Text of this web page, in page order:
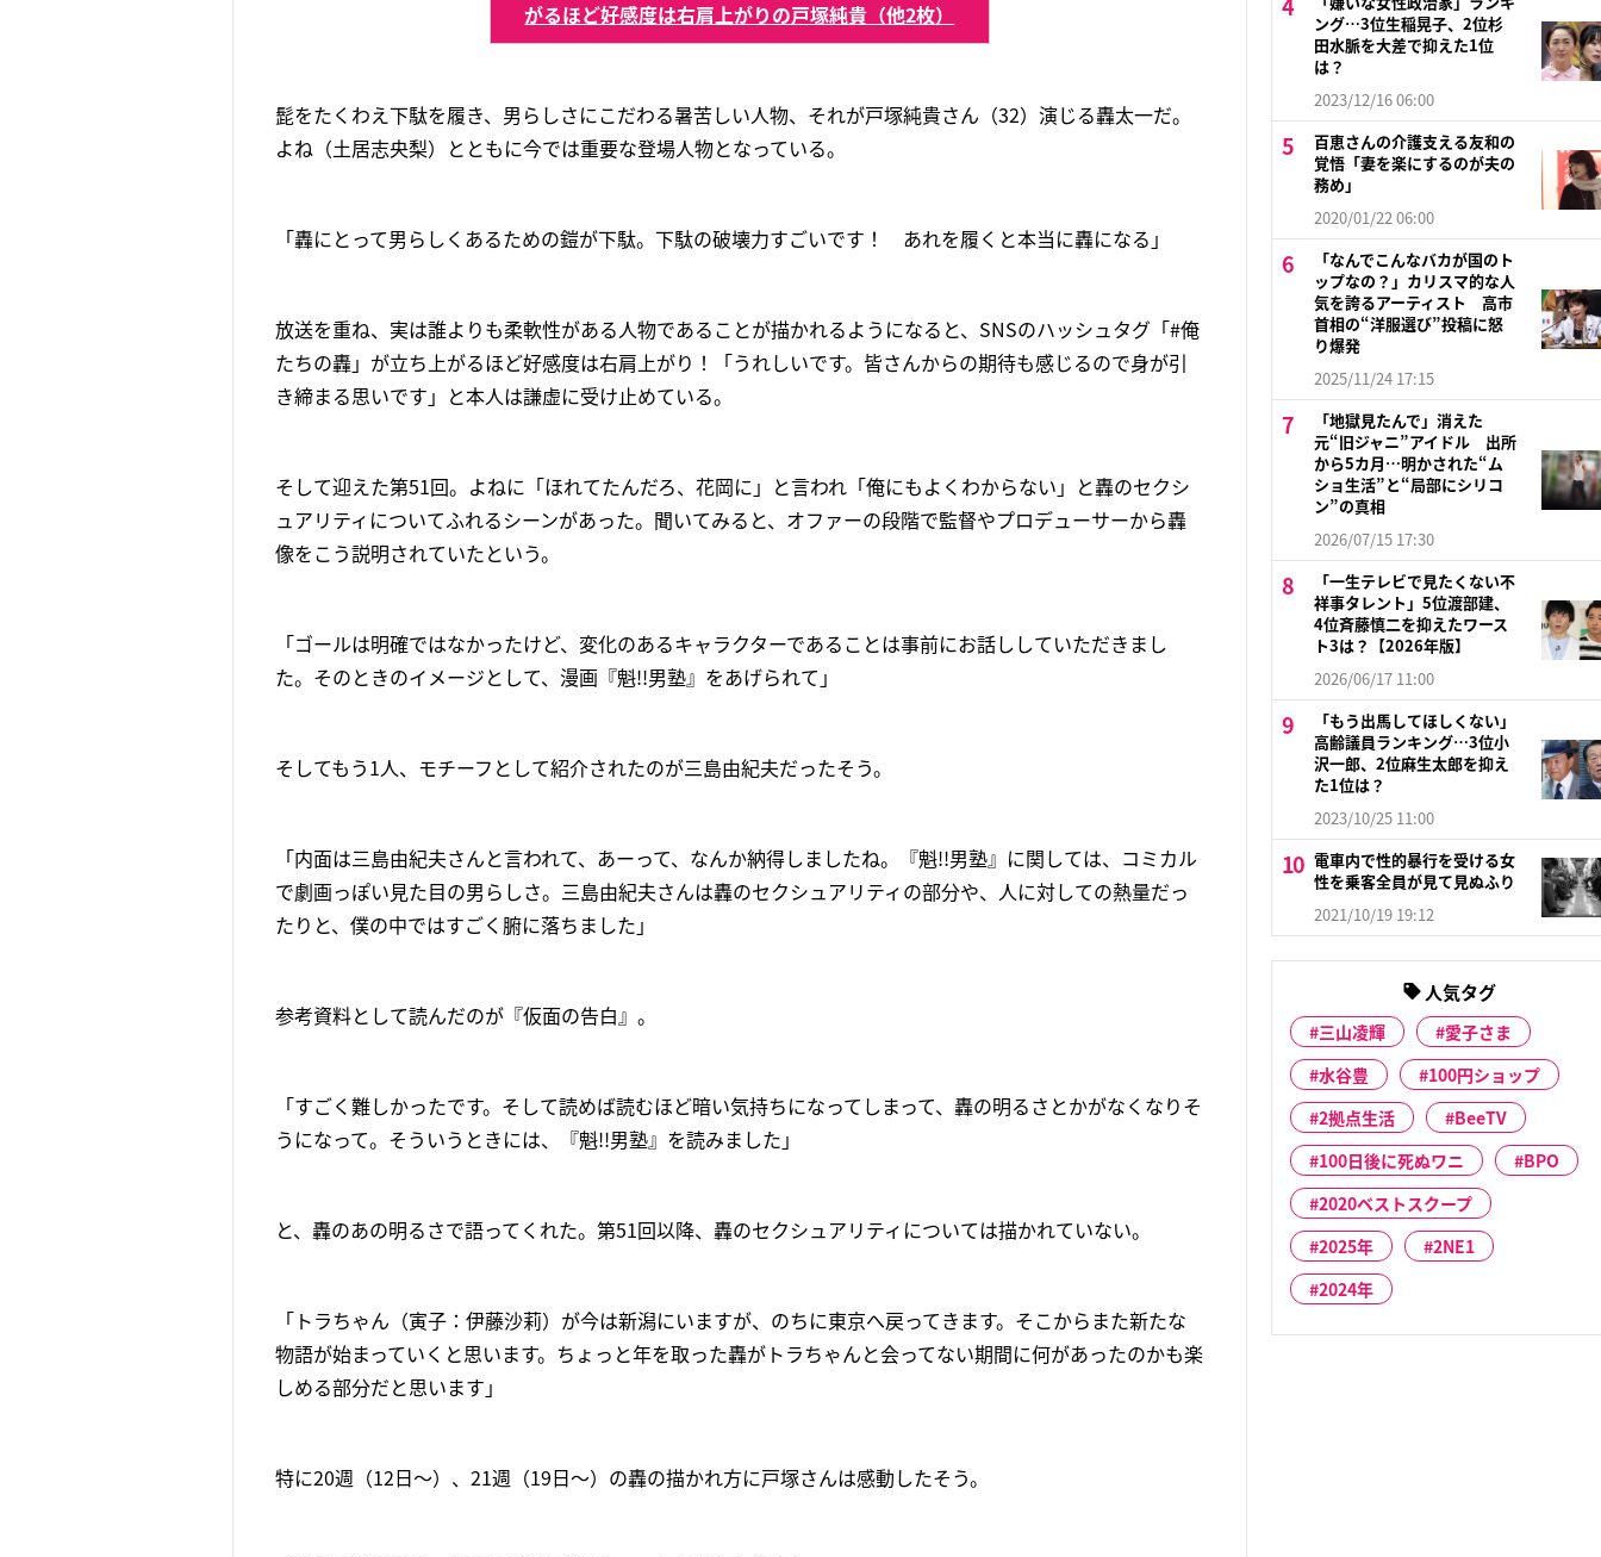
がるほど好感度は右肩上がりの戸塚純貴（他2枚）
髭をたくわえ下駄を履き、男らしさにこだわる暑苦しい人物、それが戸塚純貴さん（32）演じる轟太一だ。
よね（土居志央梨）とともに今では重要な登場人物となっている。
「轟にとって男らしくあるための鎧が下駄。下駄の破壊力すごいです！ あれを履くと本当に轟になる」
放送を重ね、実は誰よりも柔軟性がある人物であることが描かれるようになると、SNSのハッシュタグ「#俺
たちの轟」が立ち上がるほど好感度は右肩上がり！「うれしいです。皆さんからの期待も感じるので身が引
き締まる思いです」と本人は謙虚に受け止めている。
そして迎えた第51回。よねに「ほれてたんだろ、花岡に」と言われ「俺にもよくわからない」と轟のセクシ
ュアリティについてふれるシーンがあった。聞いてみると、オファーの段階で監督やプロデューサーから轟
像をこう説明されていたという。
「ゴールは明確ではなかったけど、変化のあるキャラクターであることは事前にお話ししていただきまし
た。そのときのイメージとして、漫画『魁!!男塾』をあげられて」
そしてもう1人、モチーフとして紹介されたのが三島由紀夫だったそう。
「内面は三島由紀夫さんと言われて、あーって、なんか納得しましたね。『魁!!男塾』に関しては、コミカル
で劇画っぽい見た目の男らしさ。三島由紀夫さんは轟のセクシュアリティの部分や、人に対しての熱量だっ
たりと、僕の中ではすごく腑に落ちました」
参考資料として読んだのが『仮面の告白』。
「すごく難しかったです。そして読めば読むほど暗い気持ちになってしまって、轟の明るさとかがなくなりそ
うになって。そういうときには、『魁!!男塾』を読みました」
と、轟のあの明るさで語ってくれた。第51回以降、轟のセクシュアリティについては描かれていない。
「トラちゃん（寅子：伊藤沙莉）が今は新潟にいますが、のちに東京へ戻ってきます。そこからまた新たな
物語が始まっていくと思います。ちょっと年を取った轟がトラちゃんと会ってない期間に何があったのかも楽
しめる部分だと思います」
特に20週（12日～）、21週（19日～）の轟の描かれ方に戸塚さんは感動したそう。
ング…3位生稲晃子、2位杉
田水脈を大差で抑えた1位
は？
2023/12/16 06:00
百恵さんの介護支える友和の
覚悟「妻を楽にするのが夫の
務め」
2020/01/22 06:00
「なんでこんなバカが国のト
ップなの？」カリスマ的な人
気を誇るアーティスト 高市
首相の“洋服選び”投稿に怒
り爆発
2025/11/24 17:15
「地獄見たんで」消えた
元“旧ジャニ”アイドル 出所
から5カ月…明かされた“ム
ショ生活”と“局部にシリコ
ン”の真相
2026/07/15 17:30
「一生テレビで見たくない不
祥事タレント」5位渡部建、
4位斉藤慎二を抑えたワース
ト3は？【2026年版】
2026/06/17 11:00
「もう出馬してほしくない」
高齢議員ランキング…3位小
沢一郎、2位麻生太郎を抑え
た1位は？
2023/10/25 11:00
電車内で性的暴行を受ける女
性を乗客全員が見て見ぬふり
2021/10/19 19:12
人気タグ
三山凌輝
愛子さま
水谷豊
100円ショップ
2拠点生活
BeeTV
100日後に死ぬワニ
BPO
2020ベストスクープ
2025年
2NE1
2024年